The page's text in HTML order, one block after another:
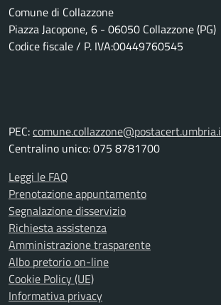
Comune di Collazzone
Piazza Jacopone, 6 - 06050 Collazzone (PG)
Codice fiscale / P. IVA:00449760545
PEC:
Centralino unico: 075 8781700
Leggi le FAQ
Prenotazione appuntamento
Segnalazione disservizio
Richiesta assistenza
Amministrazione trasparente
Albo pretorio on-line
Cookie Policy (UE)
Informativa privacy